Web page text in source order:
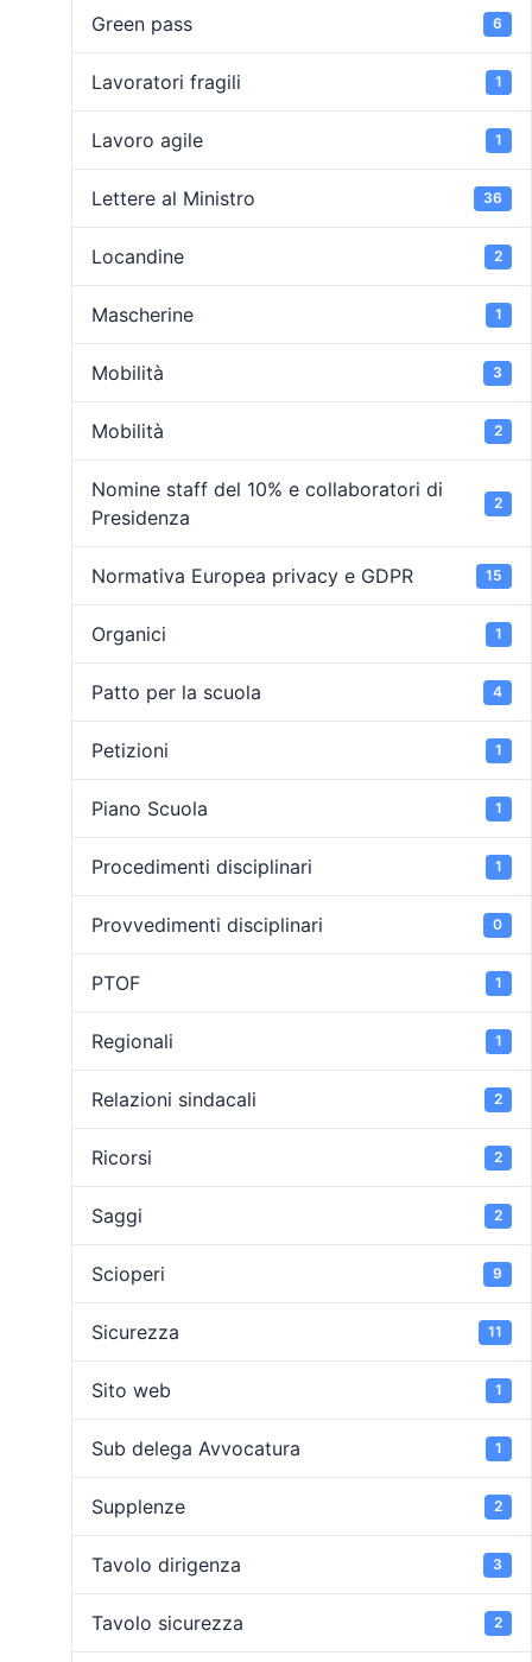
Green pass 6
Lavoratori fragili 1
Lavoro agile 1
Lettere al Ministro 36
Locandine 2
Mascherine 1
Mobilità 3
Mobilità 2
Nomine staff del 10% e collaboratori di
Presidenza
2
Normativa Europea privacy e GDPR 15
Organici 1
Patto per la scuola 4
Petizioni 1
Piano Scuola 1
Procedimenti disciplinari 1
Provvedimenti disciplinari 0
PTOF 1
Regionali 1
Relazioni sindacali 2
Ricorsi 2
Saggi 2
Scioperi 9
Sicurezza 11
Sito web 1
Sub delega Avvocatura 1
Supplenze 2
Tavolo dirigenza 3
Tavolo sicurezza 2